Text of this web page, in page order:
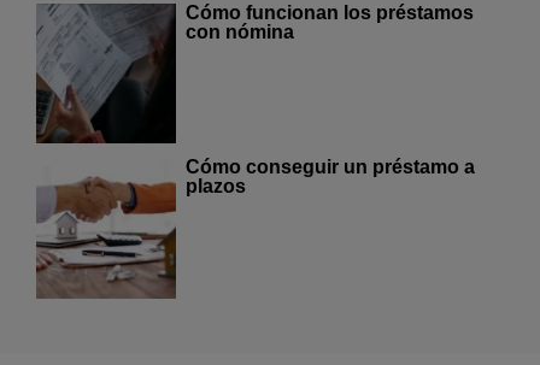
Cómo funcionan los préstamos
con nómina
Cómo conseguir un préstamo a
plazos